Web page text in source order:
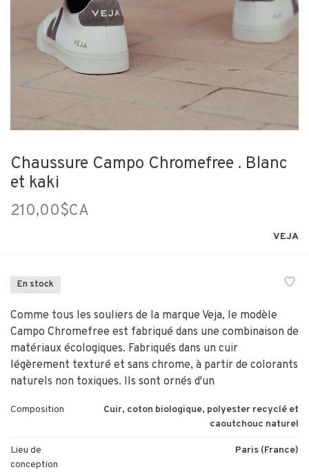
Chaussure Campo Chromefree . Blanc
et kaki
210,00$CA
VEJA
En stock
Comme tous les souliers de la marque Veja, le modèle
Campo Chromefree est fabriqué dans une combinaison de
matériaux écologiques. Fabriqués dans un cuir
légèrement texturé et sans chrome, à partir de colorants
naturels non toxiques. Ils sont ornés d'un
Composition
Cuir, coton biologique, polyester recyclé et
caoutchouc naturel
Lieu de
conception
Paris (France)